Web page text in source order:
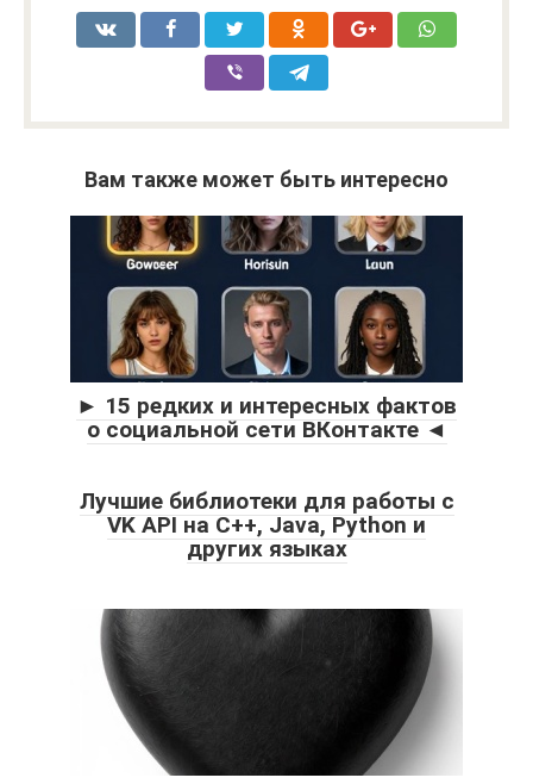
Вам также может быть интересно
► 15 редких и интересных фактов
о социальной сети ВКонтакте ◄
Лучшие библиотеки для работы с
VK API на C++, Java, Python и
других языках